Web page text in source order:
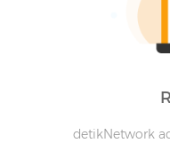
detikNetwork